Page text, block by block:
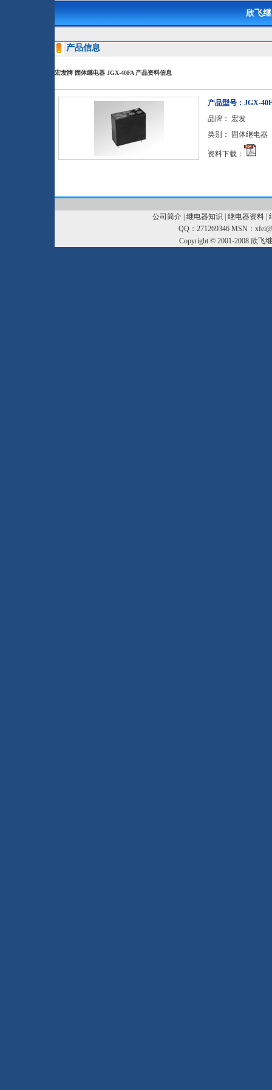
欣飞
产品信息
宏发牌 固体继电器 JGX-40FA 产品资料信息
产品型号： JGX-
品牌： 宏发
类别：
固体继电器
资料下载：
公司简介| 继电器知识 继电器资料|
QQ：271269346 MSN：
Copyright © 2001-2008 欣飞